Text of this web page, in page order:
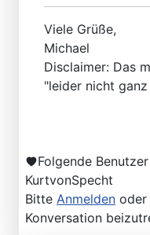
Viele Grüße,
Michael
Disclaimer: Das
"leider nicht
Folgende
KurtvonSpecht
Bitte Anmelden oder
Konversation